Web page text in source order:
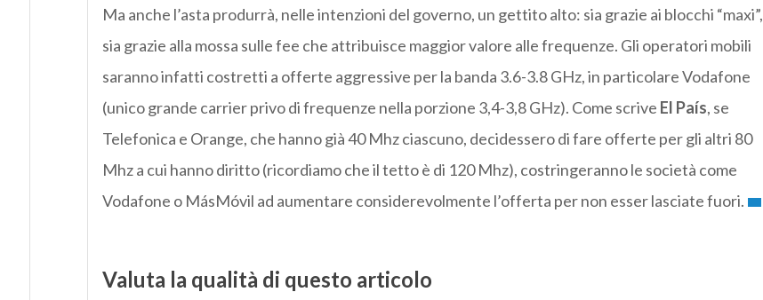
Ma anche l’asta produrrà, nelle intenzioni del governo, un gettito alto: sia grazie ai blocchi “maxi”,
sia grazie alla mossa sulle fee che attribuisce maggior valore alle frequenze. Gli operatori mobili
saranno infatti costretti a offerte aggressive per la banda 3.6-3.8 GHz, in particolare Vodafone
(unico grande carrier privo di frequenze nella porzione 3,4-3,8 GHz). Come scrive El País, se
Telefonica e Orange, che hanno già 40 Mhz ciascuno, decidessero di fare offerte per gli altri 80
Mhz a cui hanno diritto (ricordiamo che il tetto è di 120 Mhz), costringeranno le società come
Vodafone o MásMóvil ad aumentare considerevolmente l’offerta per non esser lasciate fuori.
Valuta la qualità di questo articolo